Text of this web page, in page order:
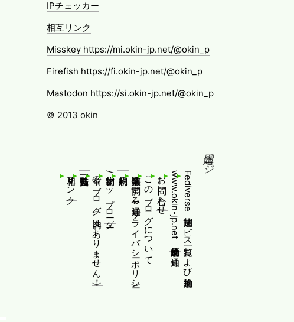
IPチェッカー
相互リンク
Misskey https://mi.okin-jp.net/@okin_p
Firefish https://fi.okin-jp.net/@okin_p
Mastodon https://si.okin-jp.net/@okin_p
© 2013 okin
固定ページ
Fediverse関連サービス一覧および追加規約
www.okin-jp.net 追加規約及び通知
お問い合わせ
このブログについて
個人情報等に関する通知(プライバシーポリシー)
制作物/アップローダー
前のブログ(内容はありません！)
相互リンク